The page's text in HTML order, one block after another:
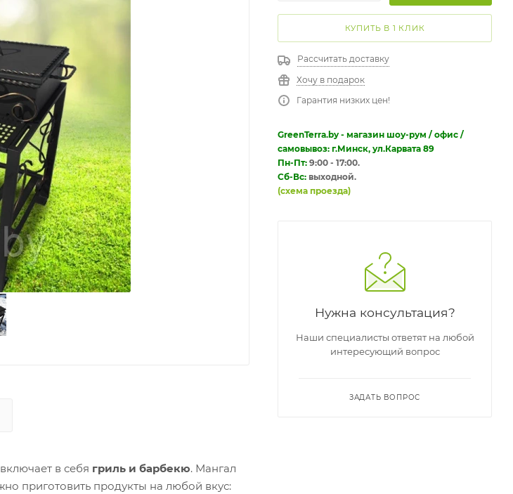
в себя гриль и барбекю. Мангал
приготовить продукты на любой вкус:
КУПИТЬ В 1 КЛИК
Рассчитать доставку
Хочу в подарок
Гарантия низких цен!
GreenTerra.by - магазин шоу-рум / офис /
самовывоз: г.Минск, ул.Карвата 89
Пн-Пт: 9:00 - 17:00.
Сб-Вс: выходной.
(схема проезда)
Нужна консультация?
Наши специалисты ответят на любой
интересующий вопрос
ЗАДАТЬ ВОПРОС